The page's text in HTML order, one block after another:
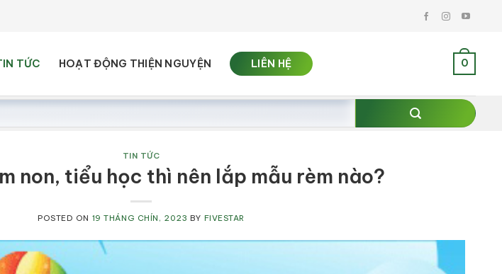
TỨC HOẠT ĐỘNG THIỆN NGUYỆN LIÊN HỆ 0
TIN TỨC
non, tiểu học thì nên lắp mẫu rèm nào?
POSTED ON 19 THÁNG CHÍN, 2023 BY FIVESTAR